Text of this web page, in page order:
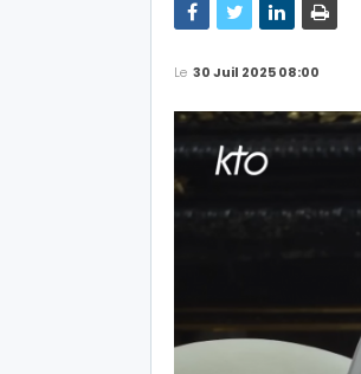
Le 30 Juil 2025 08:00